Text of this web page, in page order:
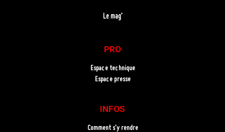
Le mag’
PRO
Espace technique
Espace presse
INFOS
Comment s’y rendre